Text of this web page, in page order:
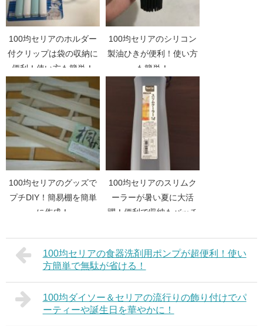
100均セリアのホルダー
付クリップは袋の収納に
便利！使い方も簡単！
100均セリアのシリコン
製油ひきが便利！使い方
も簡単！
100均セリアのグッズで
プチDIY！簡易棚を簡単
に作成！
100均セリアのスリムク
ーラーが暑い夏に大活
躍！便利で収納もバッチ
100均セリアの食器洗剤用ポンプが超便利！使い
方簡単で無駄が省ける！
100均ダイソー＆セリアの流行りの飾り付けでパ
ーティーや誕生日を華やかに！